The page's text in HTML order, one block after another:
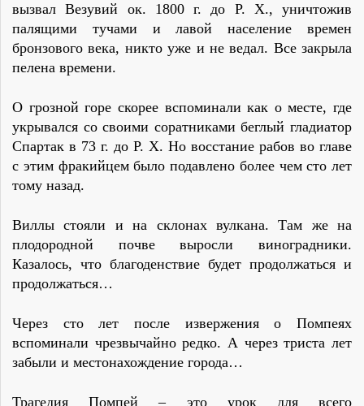
вызвал Везувий ок. 1800 г. до Р. Х., уничтожив
палящими тучами и лавой население времен
бронзового века, никто уже и не ведал. Все закрыла
пелена времени.
О грозной горе скорее вспоминали как о месте, где
укрывался со своими соратниками беглый гладиатор
Спартак в 73 г. до Р. Х. Но восстание рабов во главе
с этим фракийцем было подавлено более чем сто лет
тому назад.
Виллы стояли и на склонах вулкана. Там же на
плодородной почве выросли виноградники.
Казалось, что благоденствие будет продолжаться и
продолжаться…
Через сто лет после извержения о Помпеях
вспоминали чрезвычайно редко. А через триста лет
забыли и местонахождение города…
Трагедия Помпей – это урок для всего